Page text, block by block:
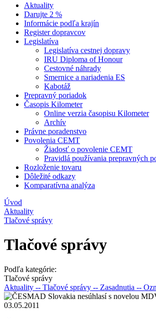
Aktuality
Darujte 2 %
Informácie podľa krajín
Register dopravcov
Legislatíva
Legislatíva cestnej dopravy
IRU Diploma of Honour
Cestovné náhrady
Smernice a nariadenia ES
Kabotáž
Prepravný poriadok
Časopis Kilometer
Online verzia časopisu Kilometer
Archív
Právne poradenstvo
Povolenia CEMT
Žiadosť o povolenie CEMT
Pravidlá používania prepravných
Rozloženie tovaru
Dôležité odkazy
Komparatívna analýza
Úvod
Aktuality
Tlačové správy
Tlačové správy
Podľa kategórie:
Tlačové správy
Aktuality -- Tlačové správy -- Zasadnutia --
03.05.2011